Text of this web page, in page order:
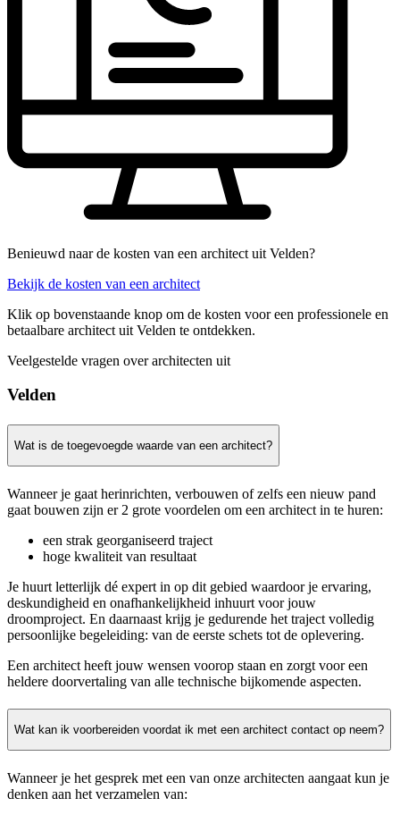
Benieuwd naar de kosten van een architect uit Velden?
Bekijk de kosten van een architect
Klik op bovenstaande knop om de kosten voor een professionele en
betaalbare architect uit Velden te ontdekken.
Veelgestelde vragen over architecten uit
Velden
Wat is de toegevoegde waarde van een architect?
Wanneer je gaat herinrichten, verbouwen of zelfs een nieuw pand
gaat bouwen zijn er 2 grote voordelen om een architect in te huren:
een strak georganiseerd traject
hoge kwaliteit van resultaat
Je huurt letterlijk dé expert in op dit gebied waardoor je ervaring,
deskundigheid en onafhankelijkheid inhuurt voor jouw
droomproject. En daarnaast krijg je gedurende het traject volledig
persoonlijke begeleiding: van de eerste schets tot de oplevering.
Een architect heeft jouw wensen voorop staan en zorgt voor een
heldere doorvertaling van alle technische bijkomende aspecten.
Wat kan ik voorbereiden voordat ik met een architect contact op neem?
Wanneer je het gesprek met een van onze architecten aangaat kun je
denken aan het verzamelen van: